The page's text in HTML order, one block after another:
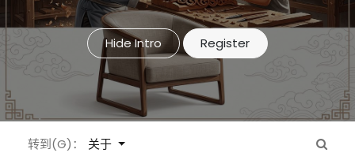
Hide Intro Register
转到(G)： 关于